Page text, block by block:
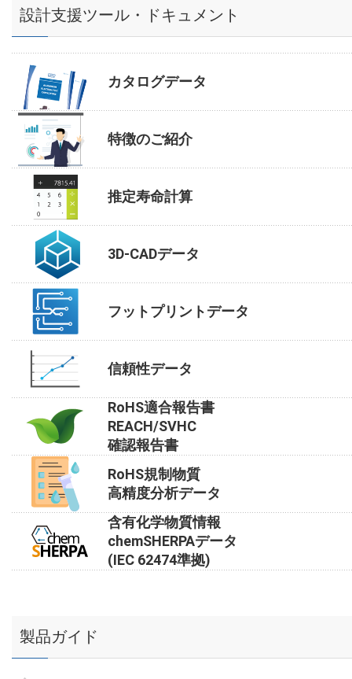
設計支援ツール・ドキュメント
カタログデータ
特徴のご紹介
推定寿命計算
3D-CADデータ
フットプリントデータ
信頼性データ
RoHS適合報告書
REACH/SVHC
確認報告書
RoHS規制物質
高精度分析データ
含有化学物質情報
chemSHERPAデータ
(IEC 62474準拠)
製品ガイド